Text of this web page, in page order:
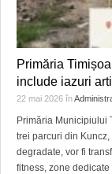
Primăria
include iazuri
22 mai 2026 în
Primăria Municipiului
trei parcuri din
degradate, vor fi
fitness, zone